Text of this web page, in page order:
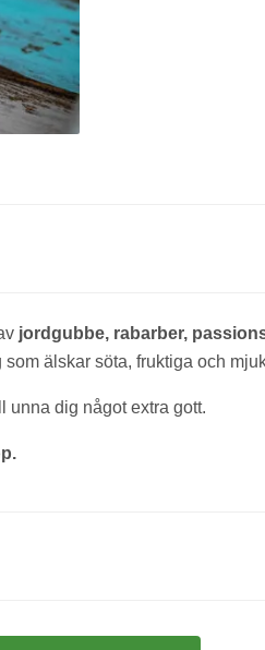
jordgubbe, rabarber,
älskar söta, fruktiga och
unna dig något extra gott.